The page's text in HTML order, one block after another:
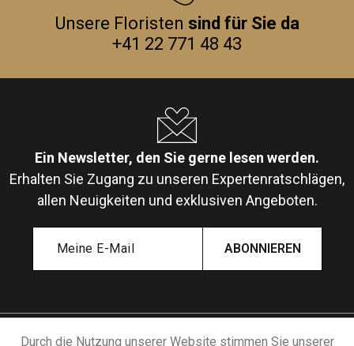
Unsere Floristen sind für Sie da
+41 22 771 48 43
Ein Newsletter, den Sie gerne lesen werden.
Erhalten Sie Zugang zu unseren Expertenratschlägen,
allen Neuigkeiten und exklusiven Angeboten.
ABONNIEREN
Durch die Nutzung unserer Website stimmen Sie unserer